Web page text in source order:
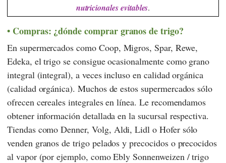
nutricionales evitables.
Compras: ¿dónde comprar granos de trigo?
En supermercados como Coop, Migros,Spar, Rewe,
Edeka, el trigo se consigue ocasionalmente como grano
integral (integral), a veces incluso en calidad orgánica
(calidad orgánica). Muchos de estos supermercados sólo
ofrecen cereales integrales en línea. Le recomendamos
obtener información detallada en la sucursal respectiva.
Tiendas comoDenner, Volg, Aldi,Lidl o Hofersólo
venden granos de trigo pelados y precocidos o precocidos
al vapor (por ejemplo, como Ebly Sonnenweizen / trigo